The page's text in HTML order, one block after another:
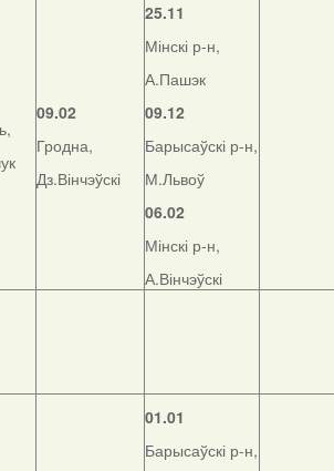
09.02
Гродна,
Дз.Вінчэўскі
25.11
Мінскі р-н,
А.Пашэк
09.12
Барысаўскі р-н,
М.Львоў
06.02
Мінскі р-н,
А.Вінчэўскі
01.01
Барысаўскі р-н,